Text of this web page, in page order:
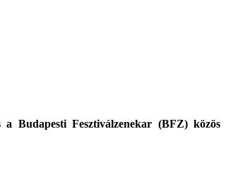
Budapesti Fesztiválzenekar (BFZ) közös